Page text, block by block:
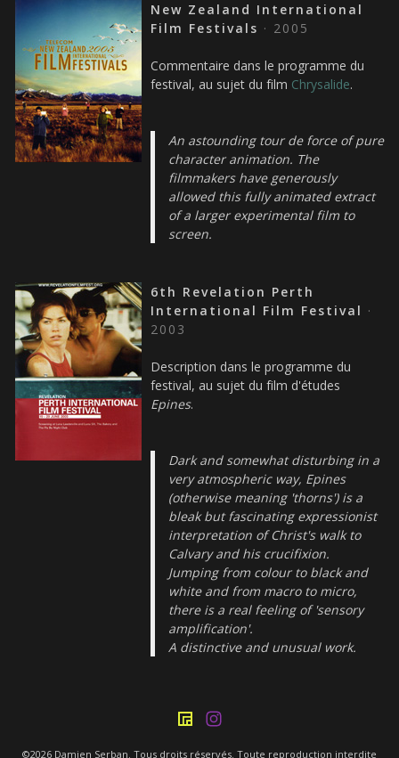
New Zealand International
Film Festivals · 2005
Commentaire dans le programme du
festival, au sujet du film Chrysalide.
An astounding tour de force of pure
character animation. The
filmmakers have generously
allowed this fully animated extract
of a larger experimental film to
screen.
6th Revelation Perth
International Film Festival ·
2003
Description dans le programme du
festival, au sujet du film d'études
Epines.
Dark and somewhat disturbing in a
very atmospheric way, Epines
(otherwise meaning 'thorns') is a
bleak but fascinating expressionist
interpretation of Christ's walk to
Calvary and his crucifixion.
Jumping from colour to black and
white and from macro to micro,
there is a real feeling of 'sensory
amplification'.
A distinctive and unusual work.
©2026 Damien Serban. Tous droits réservés. Toute reproduction interdite